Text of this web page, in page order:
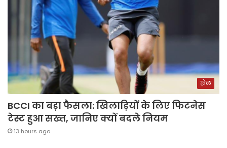
खेल
BCCI का बड़ा फैसला: खिलाड़ियों के लिए फिटनेस
टेस्ट हुआ सख्त, जानिए क्यों बदले नियम
13 hours ago